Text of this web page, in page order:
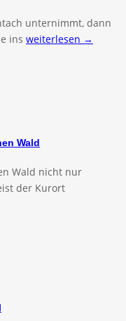
unternimmt, dann
ins weiterlesen →
Wald
Wald nicht nur
der Kurort